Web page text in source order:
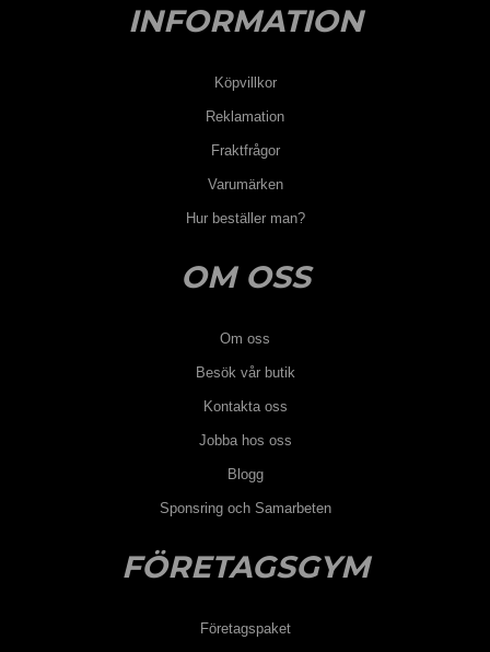
INFORMATION
Köpvillkor
Reklamation
Fraktfrågor
Varumärken
Hur beställer man?
OM OSS
Om oss
Besök vår butik
Kontakta oss
Jobba hos oss
Blogg
Sponsring och Samarbeten
FÖRETAGSGYM
Företagspaket